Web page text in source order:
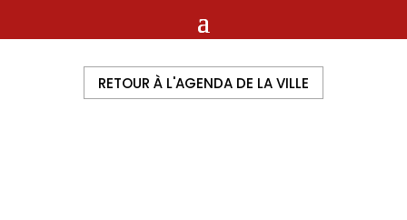
RETOUR À L'AGENDA DE LA VILLE